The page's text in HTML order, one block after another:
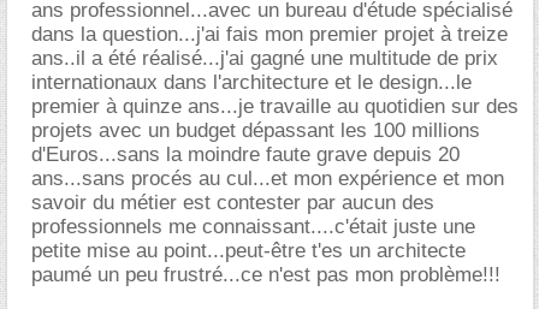
ans professionnel...avec un bureau d'étude spécialisé
dans la question...j'ai fais mon premier projet à treize
ans..il a été réalisé...j'ai gagné une multitude de prix
internationaux dans l'architecture et le design...le
premier à quinze ans...je travaille au quotidien sur des
projets avec un budget dépassant les 100 millions
d'Euros...sans la moindre faute grave depuis 20
ans...sans procés au cul...et mon expérience et mon
savoir du métier est contester par aucun des
professionnels me connaissant....c'était juste une
petite mise au point...peut-être t'es un architecte
paumé un peu frustré...ce n'est pas mon problème!!!